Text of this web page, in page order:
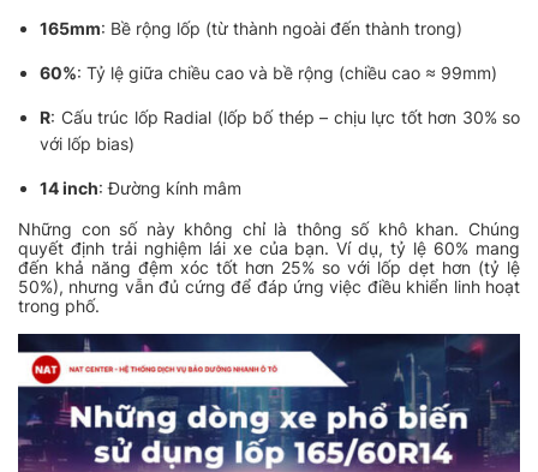
165mm: Bề rộng lốp (từ thành ngoài đến thành trong)
60%: Tỷ lệ giữa chiều cao và bề rộng (chiều cao ≈ 99mm)
R: Cấu trúc lốp Radial (lốp bố thép – chịu lực tốt hơn 30% so
với lốp bias)
14 inch: Đường kính mâm
Những con số này không chỉ là thông số khô khan. Chúng
quyết định trải nghiệm lái xe của bạn. Ví dụ, tỷ lệ 60% mang
đến khả năng đệm xóc tốt hơn 25% so với lốp dẹt hơn (tỷ lệ
50%), nhưng vẫn đủ cứng để đáp ứng việc điều khiển linh hoạt
trong phố.